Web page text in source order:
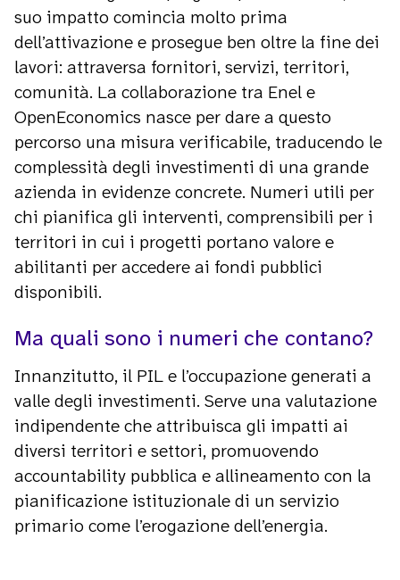
suo impatto comincia molto prima
dell’attivazione e prosegue ben oltre la fine dei
lavori: attraversa fornitori, servizi, territori,
comunità. La collaborazione tra Enel e
OpenEconomics nasce per dare a questo
percorso una misura verificabile, traducendo le
complessità degli investimenti di una grande
azienda in evidenze concrete. Numeri utili per
chi pianifica gli interventi, comprensibili per i
territori in cui i progetti portano valore e
abilitanti per accedere ai fondi pubblici
disponibili.
Ma quali sono i numeri che contano?
Innanzitutto, il PIL e l’occupazione generati a
valle degli investimenti. Serve una valutazione
indipendente che attribuisca gli impatti ai
diversi territori e settori, promuovendo
accountability pubblica e allineamento con la
pianificazione istituzionale di un servizio
primario come l’erogazione dell’energia.